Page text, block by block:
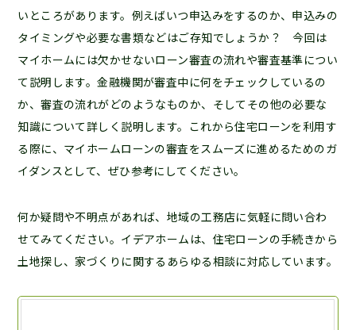
いところがあります。例えばいつ申込みをするのか、申込みの
タイミングや必要な書類などはご存知でしょうか？ 今回は
マイホームには欠かせないローン審査の流れや審査基準につい
て説明します。金融機関が審査中に何をチェックしているの
か、審査の流れがどのようなものか、そしてその他の必要な
知識について詳しく説明します。これから住宅ローンを利用す
る際に、マイホームローンの審査をスムーズに進めるためのガ
イダンスとして、ぜひ参考にしてください。
何か疑問や不明点があれば、地域の工務店に気軽に問い合わ
せてみてください。イデアホームは、住宅ローンの手続きから
土地探し、家づくりに関するあらゆる相談に対応しています。